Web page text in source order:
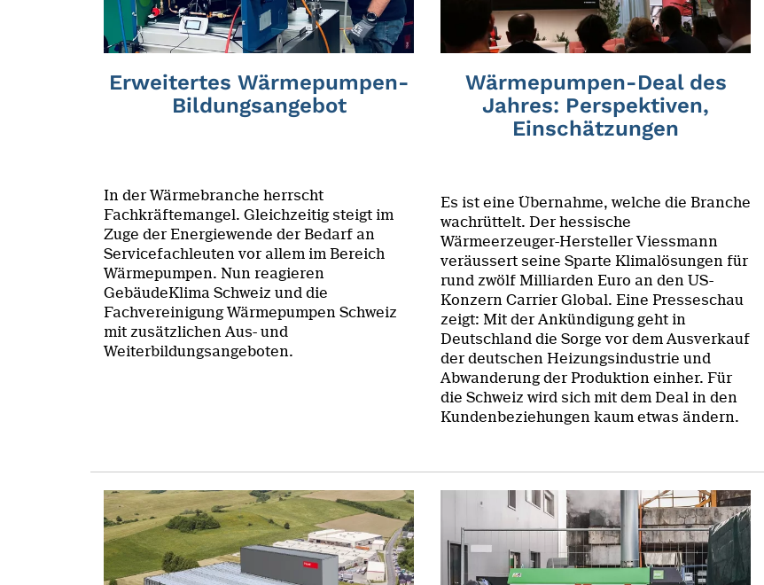
Erweitertes Wärmepumpen-
Bildungsangebot
In der Wärmebranche herrscht
Fachkräftemangel. Gleichzeitig steigt im
Zuge der Energiewende der Bedarf an
Servicefachleuten vor allem im Bereich
Wärmepumpen. Nun reagieren
GebäudeKlima Schweiz und die
Fachvereinigung Wärmepumpen Schweiz
mit zusätzlichen Aus- und
Weiterbildungsangeboten.
Wärmepumpen-Deal des
Jahres: Perspektiven,
Einschätzungen
Es ist eine Übernahme, welche die Branche
wachrüttelt. Der hessische
Wärmeerzeuger-Hersteller Viessmann
veräussert seine Sparte Klimalösungen für
rund zwölf Milliarden Euro an den US-
Konzern Carrier Global. Eine Presseschau
zeigt: Mit der Ankündigung geht in
Deutschland die Sorge vor dem Ausverkauf
der deutschen Heizungsindustrie und
Abwanderung der Produktion einher. Für
die Schweiz wird sich mit dem Deal in den
Kundenbeziehungen kaum etwas ändern.